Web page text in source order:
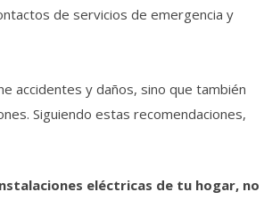
de servicios de emergencia y
accidentes y daños, sino que también
Siguiendo estas recomendaciones,
eléctricas de tu hogar, no